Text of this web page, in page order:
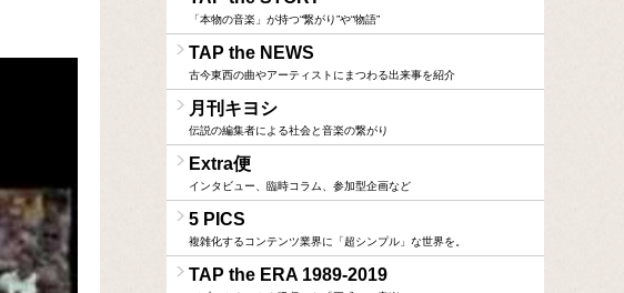
「本物の音楽」が持つ“繋がり”や“物語”
TAP the NEWS
古今東西の曲やアーティストにまつわる出来事を紹介
月刊キヨシ
伝説の編集者による社会と音楽の繋がり
Extra便
インタビュー、臨時コラム、参加型企画など
5 PICS
複雑化するコンテンツ業界に「超シンプル」な世界を。
TAP the ERA 1989-2019